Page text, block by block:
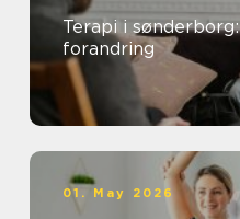
Terapi i
forandring
01. May 2026